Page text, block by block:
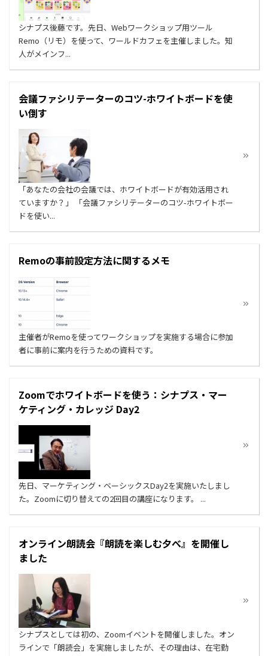
シナプス後藤です。先日、Webワークショップ用ツール
Remo（リモ）を使って、ワールドカフェを主催しました。知
人がメインフ...
会議ファシリテーターのコツ-ホワイトボードを使
い倒す
「あなたの会社の会議では、ホワイトボードが有効活用され
ていますか？」 「会議ファシリテーターのコツ-ホワイトボー
ドを使い...
Remoの事前設定方法に関するメモ
主催者がRemoを使ってワークショップを実施する場合に参加
者に事前に案内を行うための資料です。
Zoomでホワイトボードを使う：シナプス・マー
ケティング・カレッジ Day2
先日、マーケティング・ベーシックスDay2を実施いたしまし
た。Zoomに切り替えての2回目の講座になります。 ...
オンライン朗読会『朗読を楽しむ夕べ』を開催し
ました
シナプスとしては初の、Zoomイベントを開催しました。オン
ラインで「朗読会」を実施しましたが、その理由は、在宅勤